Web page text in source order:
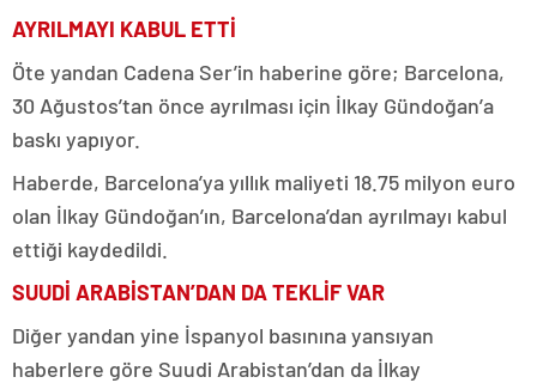
AYRILMAYI KABUL ETTİ
Öte yandan Cadena Ser’in haberine göre; Barcelona,
30 Ağustos’tan önce ayrılması için İlkay Gündoğan’a
baskı yapıyor.
Haberde, Barcelona’ya yıllık maliyeti 18.75 milyon euro
olan İlkay Gündoğan’ın, Barcelona’dan ayrılmayı kabul
ettiği kaydedildi.
SUUDİ ARABİSTAN’DAN DA TEKLİF VAR
Diğer yandan yine İspanyol basınına yansıyan
haberlere göre Suudi Arabistan’dan da İlkay